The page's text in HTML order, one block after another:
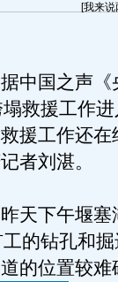
[我来说
国之声《
救援工作
援工作还在
者刘湛。
下午堰塞
的钻孔和
的位置较难